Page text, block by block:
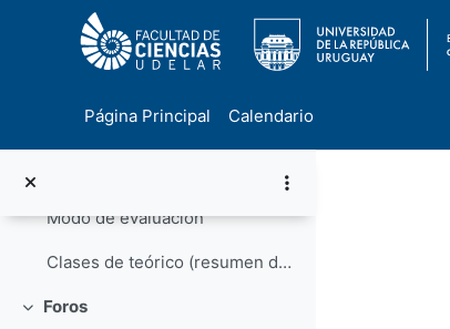
Página Principal Calendario
Avisos
Programa
Modo de evaluación
Clases de teórico (resumen de contenidos)
Colapsar
Foros